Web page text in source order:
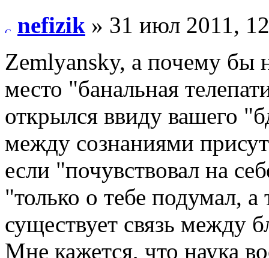
nefizik » 31 июл 2011,
Zemlyansky, а почему бы
место "банальная
открылся ввиду вашего
между сознаниями
если "почувствовал на
"только о тебе подумал,
существует связь между
Мне кажется, что наука